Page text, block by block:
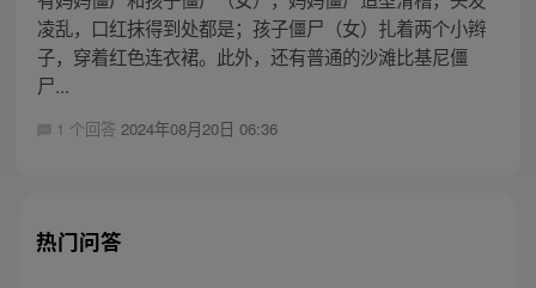
凌乱，口红抹得到处都是；孩子僵尸（女）扎着两个小辫
子，穿着红色连衣裙。此外，还有普通的沙滩比基尼僵
尸...
1 个回答 2024年08月20日 06:36
热门问答